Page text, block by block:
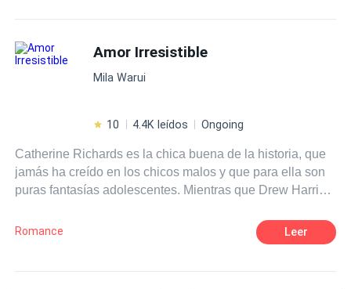
Rebelde De Odio al Amor
Amor Irresistible
Mila Warui
10 4.4K leídos Ongoing
Catherine Richards es la chica buena de la historia, que
jamás ha creído en los chicos malos y que para ella son
puras fantasías adolescentes. Mientras que Drew Harris,
sufrimiento, está dispuesto a conquistarla. Desde el
primer momento, el amor entre ellos se vuelve totalmente
Romance Leer